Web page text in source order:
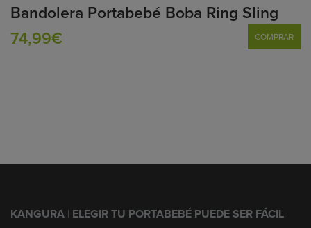
Bandolera Portabebé Boba Ring Sling
74,99€
COMPRAR
KANGURA | ELEGIR TU PORTABEBÉ PUEDE SER FÁCIL